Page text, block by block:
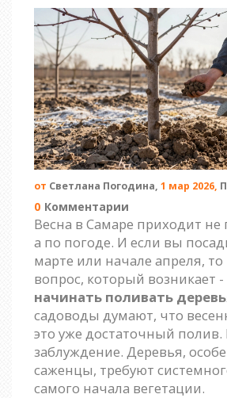
от Светлана Погодина, 1 мар 2026,
0 Комментарии
Весна в Самаре приходит не
а по погоде. И если вы
марте или начале апреля,
вопрос, который возникает -
начинать поливать
садоводы думают, что
это уже достаточный полив.
заблуждение. Деревья,
саженцы, требуют
самого начала вегетации.